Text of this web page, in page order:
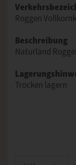
Roggen
Beschreibung
Naturland
Trocken lagern